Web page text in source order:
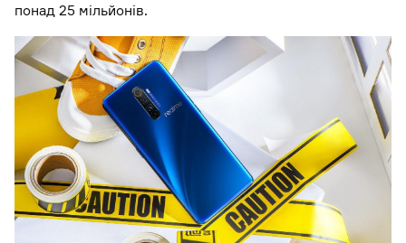
понад 25 мільйонів.